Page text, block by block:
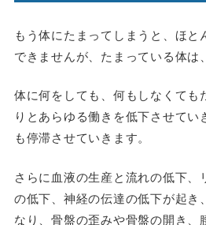
もう体にたまってしまうと、ほ
できませんが、たまっている体は
体に何をしても、何もしなくても
りとあらゆる働きを低下させて
も停滞させていきます。
さらに血液の生産と流れの低下
の低下、神経の伝達の低下が起き
なり、骨盤の歪みや骨盤の開き、